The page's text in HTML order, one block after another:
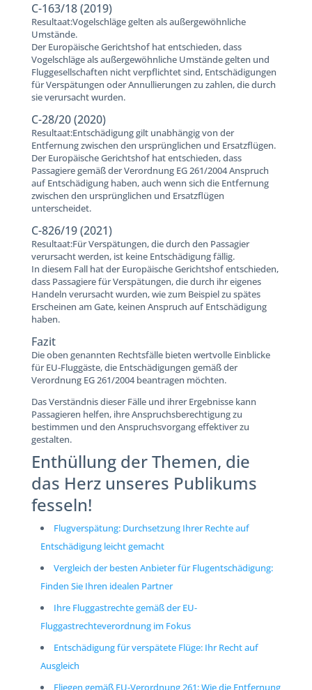
C-163/18 (2019)
Resultaat:Vogelschläge gelten als außergewöhnliche
Umstände.
Der Europäische Gerichtshof hat entschieden, dass
Vogelschläge als außergewöhnliche Umstände gelten und
Fluggesellschaften nicht verpflichtet sind, Entschädigungen
für Verspätungen oder Annullierungen zu zahlen, die durch
sie verursacht wurden.
C-28/20 (2020)
Resultaat:Entschädigung gilt unabhängig von der
Entfernung zwischen den ursprünglichen und Ersatzflügen.
Der Europäische Gerichtshof hat entschieden, dass
Passagiere gemäß der Verordnung EG 261/2004 Anspruch
auf Entschädigung haben, auch wenn sich die Entfernung
zwischen den ursprünglichen und Ersatzflügen
unterscheidet.
C-826/19 (2021)
Resultaat:Für Verspätungen, die durch den Passagier
verursacht werden, ist keine Entschädigung fällig.
In diesem Fall hat der Europäische Gerichtshof entschieden,
dass Passagiere für Verspätungen, die durch ihr eigenes
Handeln verursacht wurden, wie zum Beispiel zu spätes
Erscheinen am Gate, keinen Anspruch auf Entschädigung
haben.
Fazit
Die oben genannten Rechtsfälle bieten wertvolle Einblicke
für EU-Fluggäste, die Entschädigungen gemäß der
Verordnung EG 261/2004 beantragen möchten.
Das Verständnis dieser Fälle und ihrer Ergebnisse kann
Passagieren helfen, ihre Anspruchsberechtigung zu
bestimmen und den Anspruchsvorgang effektiver zu
gestalten.
Enthüllung der Themen, die
das Herz unseres Publikums
fesseln!
Flugverspätung: Durchsetzung Ihrer Rechte auf
Entschädigung leicht gemacht
Vergleich der besten Anbieter für Flugentschädigung:
Finden Sie Ihren idealen Partner
Ihre Fluggastrechte gemäß der EU-
Fluggastrechteverordnung im Fokus
Entschädigung für verspätete Flüge: Ihr Recht auf
Ausgleich
Fliegen gemäß EU-Verordnung 261: Wie die Entfernung